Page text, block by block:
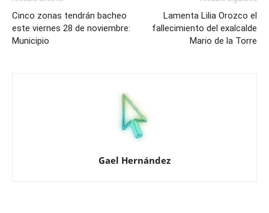
Cinco zonas tendrán bacheo
este viernes 28 de noviembre:
Municipio
Lamenta Lilia Orozco el
fallecimiento del exalcalde
Mario de la Torre
Gael Hernández